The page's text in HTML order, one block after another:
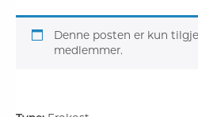
Denne posten er kun
medlemmer.